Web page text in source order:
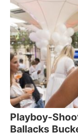
Playboy-
Ballacks